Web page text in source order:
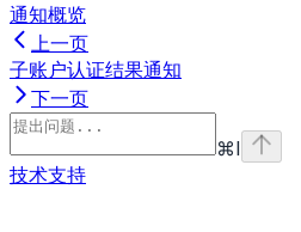
通知概览
上一页
子账户认证结果通知
下一页
⌘I
技术支持